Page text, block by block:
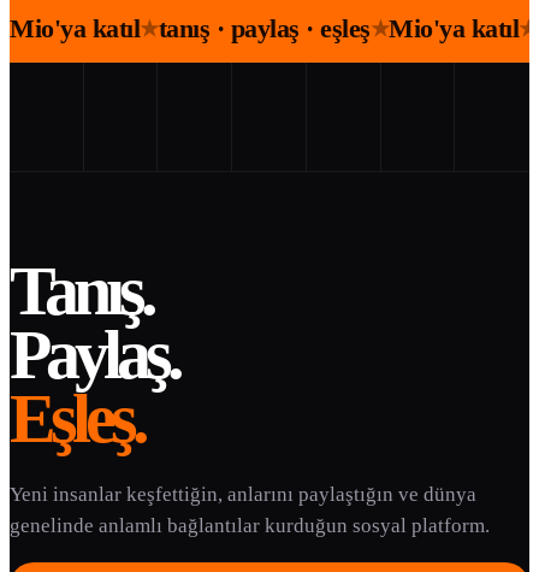
Mio'ya katıl★tanış · paylaş · eşleş★Mio'ya katıl★
Tanış.
Paylaş.
Eşleş.
Yeni insanlar keşfettiğin, anlarını paylaştığın ve dünya
genelinde anlamlı bağlantılar kurduğun sosyal platform.